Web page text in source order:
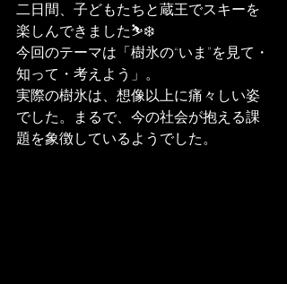
二日間、子どもたちと蔵王でスキーを
楽しんできました⛷️❄️
今回のテーマは「樹氷の“いま”を見て・
知って・考えよう」。
実際の樹氷は、想像以上に痛々しい姿
でした。まるで、今の社会が抱える課
題を象徴しているようでした。